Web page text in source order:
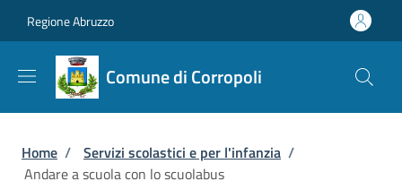
Regione Abruzzo
Comune di Corropoli
Briciole di pane
Home / Servizi scolastici e per l'infanzia /
Andare a scuola con lo scuolabus